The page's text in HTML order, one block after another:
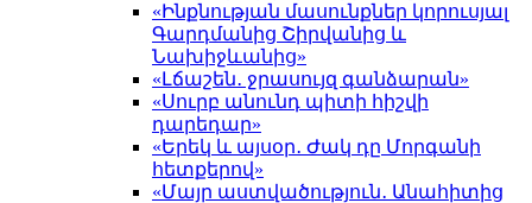
«Ինքնության մասունքներ կորուսյալ
Գարդմանից Շիրվանից և
Նախիջևանից»
«Լճաշեն․ ջրասույզ գանձարան»
«Սուրբ անունդ պիտի հիշվի
դարեդար»
«Երեկ և այսօր․ Ժակ դը Մորգանի
հետքերով»
«Մայր աստվածություն․ Անահիտից